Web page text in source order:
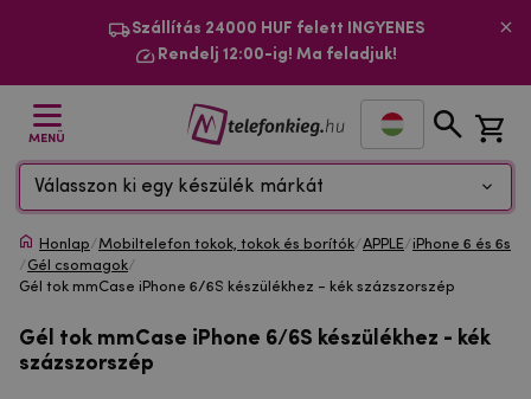
Szállítás 24000 HUF felett INGYENES
Rendelj 12:00-ig! Ma feladjuk!
MENÜ
Válasszon ki egy készülék márkát
Honlap/Mobiltelefon tokok, tokok és borítók/APPLE/iPhone 6 és 6s
/Gél csomagok/
Gél tok mmCase iPhone 6/6S készülékhez - kék százszorszép
Gél tok mmCase iPhone 6/6S készülékhez - kék
százszorszép